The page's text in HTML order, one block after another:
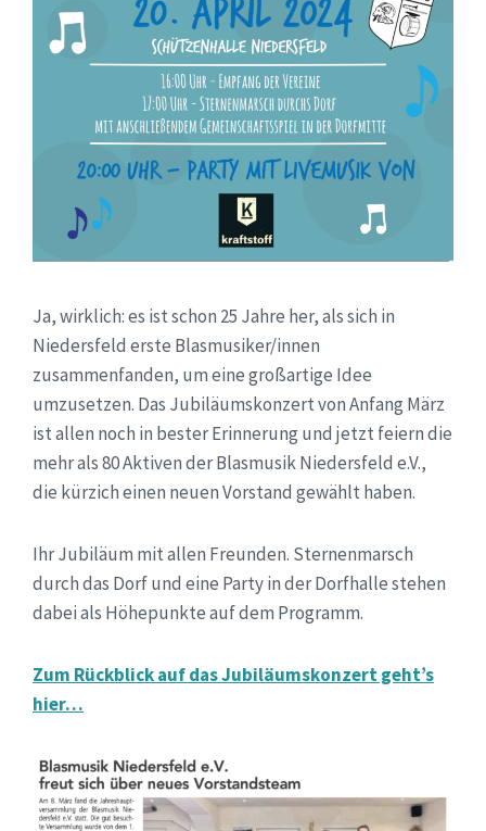
Ja, wirklich: es ist schon 25 Jahre her, als sich in
Niedersfeld erste Blasmusiker/innen
zusammenfanden, um eine großartige Idee
umzusetzen. Das Jubiläumskonzert von Anfang März
ist allen noch in bester Erinnerung und jetzt feiern die
mehr als 80 Aktiven der Blasmusik Niedersfeld e.V.,
die kürzich einen neuen Vorstand gewählt haben.
Ihr Jubiläum mit allen Freunden. Sternenmarsch
durch das Dorf und eine Party in der Dorfhalle stehen
dabei als Höhepunkte auf dem Programm.
Zum Rückblick auf das Jubiläumskonzert geht’s
hier…